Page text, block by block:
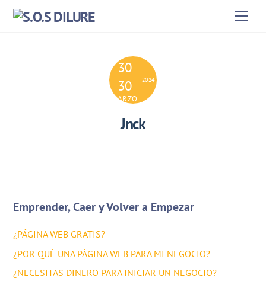
Skip
30
30
MARZO
2024
Jnck
Emprender, Caer y Volver a Empezar
¿PÁGINA WEB GRATIS?
¿POR QUÉ UNA PÁGINA WEB PARA MI NEGOCIO?
¿NECESITAS DINERO PARA INICIAR UN NEGOCIO?